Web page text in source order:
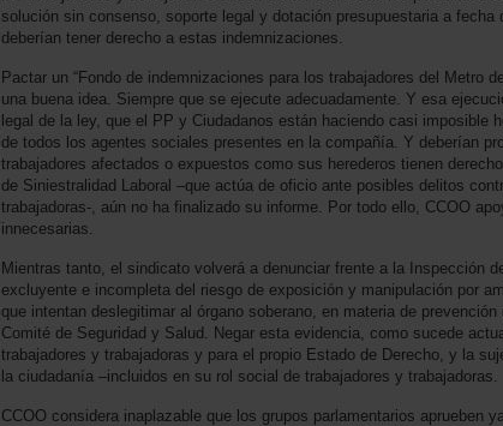
solución sin consenso, soporte legal y dotación presupuestaria a
deberían tener derecho a estas indemnizaciones.
Pactar un “Fondo de indemnizaciones para los trabajadores del Metro
una buena idea. Siempre que se ejecute adecuadamente. Y esa
legal de la ley, que el PP y Ciudadanos están haciendo casi imposible
de todos los agentes sociales presentes en la compañía. Y deberían
trabajadores afectados o expuestos como sus herederos tienen
de Siniestralidad Laboral –que actúa de oficio ante posibles delitos
trabajadoras-, aún no ha finalizado su informe. Por todo ello, CCOO
innecesarias.
Mientras tanto, el sindicato volverá a denunciar frente a la Inspección
excluyente e incompleta del riesgo de exposición y manipulación por
que intentan deslegitimar al órgano soberano, en materia de
Comité de Seguridad y Salud. Negar esta evidencia, como sucede
trabajadores y trabajadoras y para el propio Estado de Derecho, y la
la ciudadanía –incluidos en su rol social de trabajadores y trabajadoras.
CCOO considera inaplazable que los grupos parlamentarios aprueben